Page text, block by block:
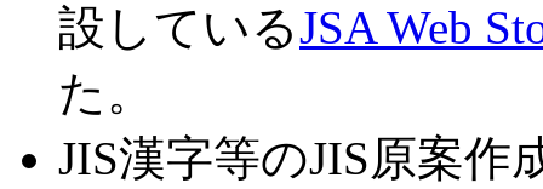
設しているJSA Web
た。
JIS漢字等のJIS原案